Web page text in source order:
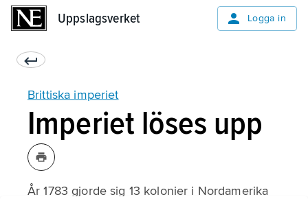
Uppslagsverket Logga in
Brittiska imperiet
Imperiet löses upp
År 1783 gjorde sig 13 kolonier i Nordamerika